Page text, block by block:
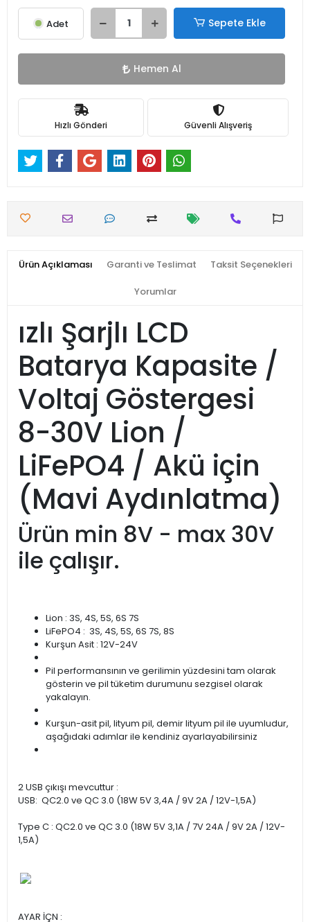
Adet Sepete Ekle
Hemen Al
Hızlı Gönderi Güvenli Alışveriş
Ürün Açıklaması Garanti ve Teslimat Taksit Seçenekleri
Yorumlar
ızlı Şarjlı LCD
Batarya Kapasite /
Voltaj Göstergesi
8-30V Lion /
LiFePO4 / Akü için
(Mavi Aydınlatma)
Ürün min 8V - max 30V
ile çalışır.
Lion : 3S, 4S, 5S, 6S 7S
LiFePO4 : 3S, 4S, 5S, 6S 7S, 8S
Kurşun Asit : 12V-24V
Pil performansının ve gerilimin yüzdesini tam olarak
gösterin ve pil tüketim durumunu sezgisel olarak
yakalayın.
Kurşun-asit pil, lityum pil, demir lityum pil ile uyumludur,
aşağıdaki adımlar ile kendiniz ayarlayabilirsiniz
2 USB çıkışı mevcuttur :
USB: QC2.0 ve QC 3.0 (18W 5V 3,4A / 9V 2A / 12V-1,5A)
Type C : QC2.0 ve QC 3.0 (18W 5V 3,1A / 7V 24A / 9V 2A / 12V-
1,5A)
AYAR İÇN :